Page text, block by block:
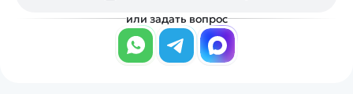
или задать вопрос